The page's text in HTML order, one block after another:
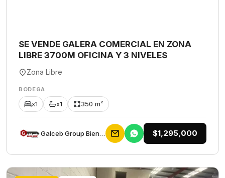
SE VENDE GALERA COMERCIAL EN ZONA
LIBRE 3700M OFICINA Y 3 NIVELES
Zona Libre
BODEGA
x1 x1 350 m²
Galceb Group Bienes Raices $1,295,000